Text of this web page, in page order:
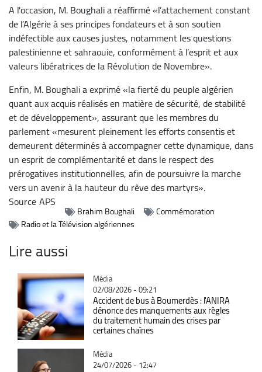
A l'occasion, M. Boughali a réaffirmé «l’attachement constant
de l’Algérie à ses principes fondateurs et à son soutien
indéfectible aux causes justes, notamment les questions
palestinienne et sahraouie, conformément à l’esprit et aux
valeurs libératrices de la Révolution de Novembre».
Enfin, M. Boughali a exprimé «la fierté du peuple algérien
quant aux acquis réalisés en matière de sécurité, de stabilité
et de développement», assurant que les membres du
parlement «mesurent pleinement les efforts consentis et
demeurent déterminés à accompagner cette dynamique, dans
un esprit de complémentarité et dans le respect des
prérogatives institutionnelles, afin de poursuivre la marche
vers un avenir à la hauteur du rêve des martyrs».
SourceAPS
Brahim Boughali
Commémoration
Radio et la Télévision algériennes
Lire aussi
Catégorie
Média
02/08/2026 - 09:21
Accident de bus à Boumerdès : l'ANIRA
dénonce des manquements aux règles
du traitement humain des crises par
certaines chaînes
Catégorie
Média
24/07/2026 - 12:47